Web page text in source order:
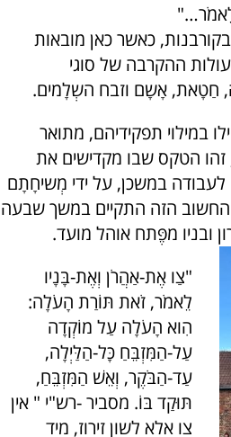
כאשר כאן מובאות
ההקרבה של סוגי
חַטָאת, אָשָם וזבח השְלָמים.
במילוי תפקידיהם, מתואר
הטקס שבו מקדישים את
לעבודה במשכן, על ידי מְשיחָתָם
הזה התקיים במשך שבעה
ובניו מפֶּתח אוהל מועד.
"צַו אֶת-אַהֲרֹן וְאֶת-בָּנָיו
לֵאמֹר, זֹאת תּוֹרַת הָעֹלָה:
הִוא הָעֹלָה עַל מוֹקְדָה
עַל-הַמִּזְבֵּחַ כָּל-הַלַּיְלָה,
עַד-הַבֹּקֶר, וְאֵשׁ הַמִּזְבֵּחַ,
תּוּקַד בּוֹ. מסביר -רש"י " אין
צו אלא לשון זירוז, מיד